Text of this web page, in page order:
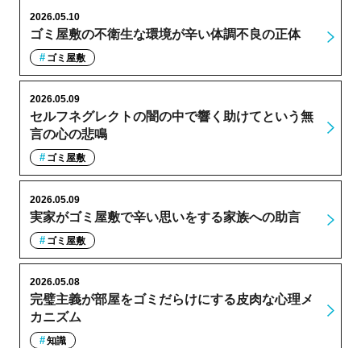
ゴミ屋敷の不衛生な環境が辛い体調不良の正体
2026.05.10
ゴミ屋敷
セルフネグレクトの闇の中で響く助けてという無
言の心の悲鳴
2026.05.09
ゴミ屋敷
実家がゴミ屋敷で辛い思いをする家族への助言
2026.05.09
ゴミ屋敷
完璧主義が部屋をゴミだらけにする皮肉な心理メ
カニズム
2026.05.08
知識